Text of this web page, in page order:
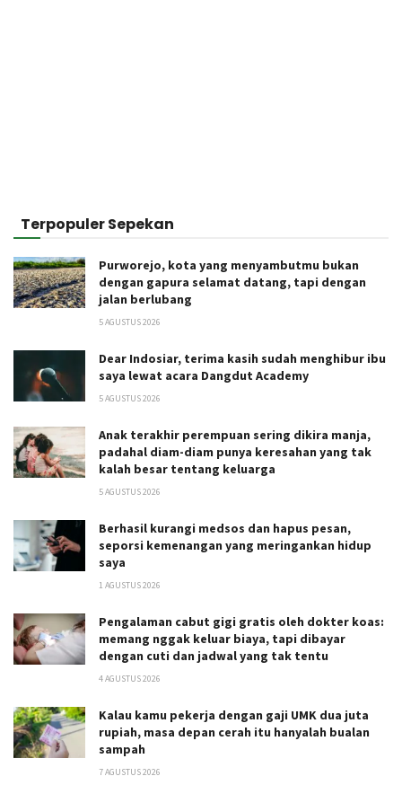
Terpopuler Sepekan
Purworejo, kota yang menyambutmu bukan
dengan gapura selamat datang, tapi dengan
jalan berlubang
5 AGUSTUS 2026
Dear Indosiar, terima kasih sudah menghibur ibu
saya lewat acara Dangdut Academy
5 AGUSTUS 2026
Anak terakhir perempuan sering dikira manja,
padahal diam-diam punya keresahan yang tak
kalah besar tentang keluarga
5 AGUSTUS 2026
Berhasil kurangi medsos dan hapus pesan,
seporsi kemenangan yang meringankan hidup
saya
1 AGUSTUS 2026
Pengalaman cabut gigi gratis oleh dokter koas:
memang nggak keluar biaya, tapi dibayar
dengan cuti dan jadwal yang tak tentu
4 AGUSTUS 2026
Kalau kamu pekerja dengan gaji UMK dua juta
rupiah, masa depan cerah itu hanyalah bualan
sampah
7 AGUSTUS 2026